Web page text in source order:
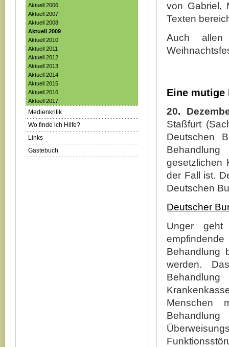
Aktuell 2006
Aktuell 2007
Aktuell 2008
Aktuell 2009
Aktuell 2010
Aktuell 2011
Aktuell 2012
Aktuell 2013
Aktuell 2014
Aktuell 2015
Aktuell 2016
Aktuell 2017
Medienkritik
Wo finde ich Hilfe?
Links
Gästebuch
von Gabriel,
Texten
Auch
Eine mutige
20.
Staßfurt
Deutschen
gesetzlichen
der Fall ist.
Deutschen
Deutscher
Unger
Behandlung
werden.
Menschen